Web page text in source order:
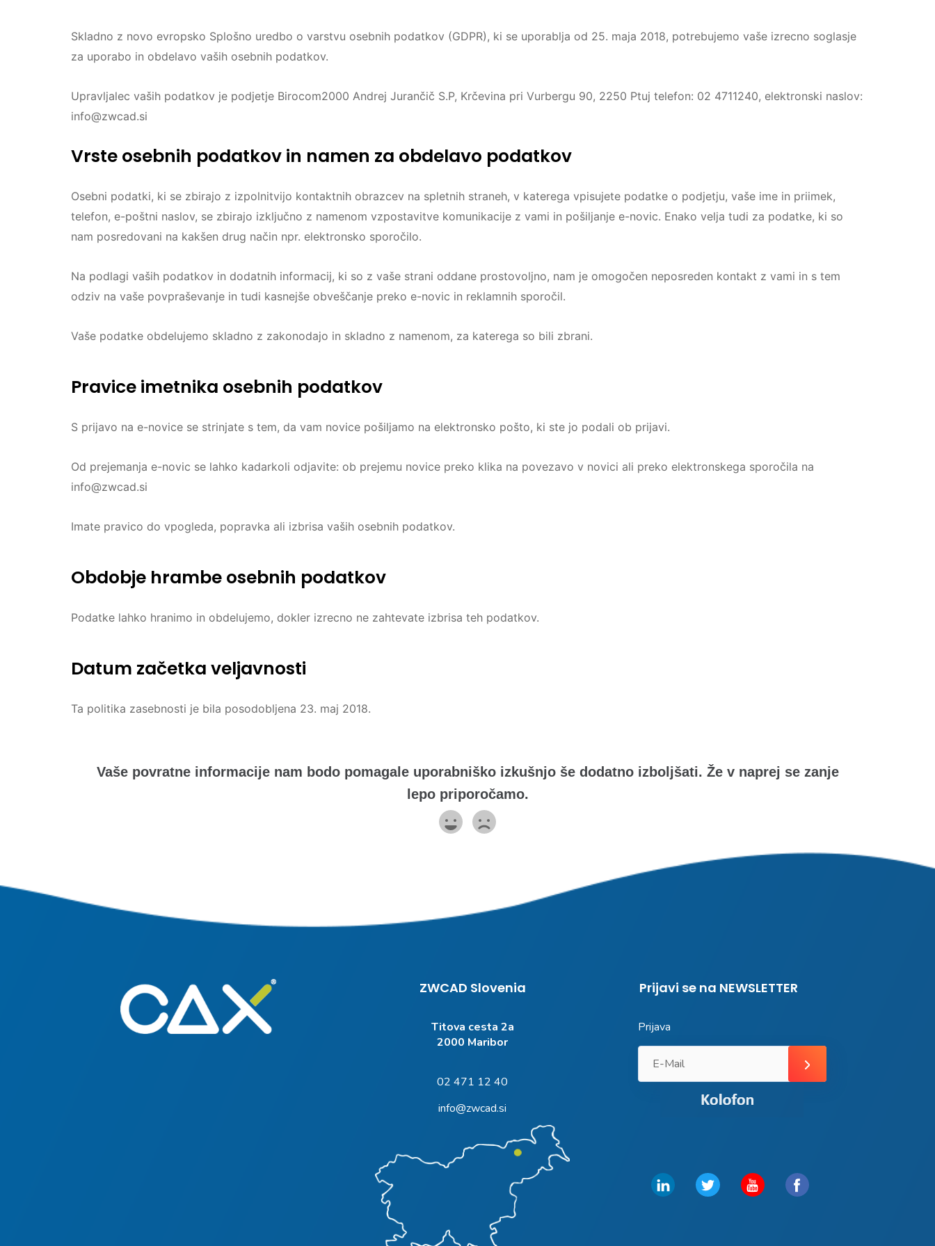
Skladno z novo evropsko Splošno uredbo o varstvu osebnih podatkov (GDPR), ki se uporablja od 25. maja 2018, potrebujemo vaše izrecno soglasje
za uporabo in obdelavo vaših osebnih podatkov.
Upravljalec vaših podatkov je podjetje Birocom2000 Andrej Jurančič S.P, Krčevina pri Vurbergu 90, 2250 Ptuj telefon: 02 4711240, elektronski naslov:
info@zwcad.si
Vrste osebnih podatkov in namen za obdelavo podatkov
Osebni podatki, ki se zbirajo z izpolnitvijo kontaktnih obrazcev na spletnih straneh, v katerega vpisujete podatke o podjetju, vaše ime in priimek,
telefon, e-poštni naslov, se zbirajo izključno z namenom vzpostavitve komunikacije z vami in pošiljanje e-novic. Enako velja tudi za podatke, ki so
nam posredovani na kakšen drug način npr. elektronsko sporočilo.
Na podlagi vaših podatkov in dodatnih informacij, ki so z vaše strani oddane prostovoljno, nam je omogočen neposreden kontakt z vami in s tem
odziv na vaše povpraševanje in tudi kasnejše obveščanje preko e-novic in reklamnih sporočil.
Vaše podatke obdelujemo skladno z zakonodajo in skladno z namenom, za katerega so bili zbrani.
Pravice imetnika osebnih podatkov
S prijavo na e-novice se strinjate s tem, da vam novice pošiljamo na elektronsko pošto, ki ste jo podali ob prijavi.
Od prejemanja e-novic se lahko kadarkoli odjavite: ob prejemu novice preko klika na povezavo v novici ali preko elektronskega sporočila na
info@zwcad.si
Imate pravico do vpogleda, popravka ali izbrisa vaših osebnih podatkov.
Obdobje hrambe osebnih podatkov
Podatke lahko hranimo in obdelujemo, dokler izrecno ne zahtevate izbrisa teh podatkov.
Datum začetka veljavnosti
Ta politika zasebnosti je bila posodobljena 23. maj 2018.
Vaše povratne informacije nam bodo pomagale uporabniško izkušnjo še dodatno izboljšati. Že v naprej se zanje
lepo priporočamo.
ZWCAD Slovenia
Titova cesta 2a
2000 Maribor
02 471 12 40
info@zwcad.si
Prijavi se na NEWSLETTER
Prijava